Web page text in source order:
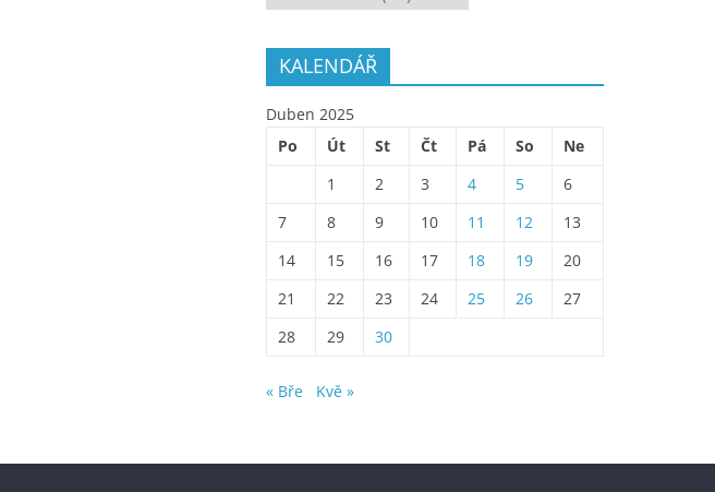
KALENDÁŘ
Duben 2025
Po
Út St Čt Pá So
Ne
1
2 3 4 5
6
7
8 9 10 11 12
13
14
15 16 17 18 19
20
21
22 23 24 25 26
27
28
29 30
« Bře Kvě »